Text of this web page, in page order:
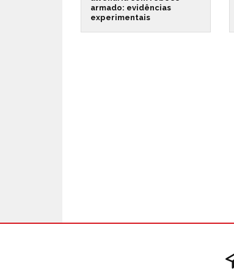
armado: evidências
experimentais